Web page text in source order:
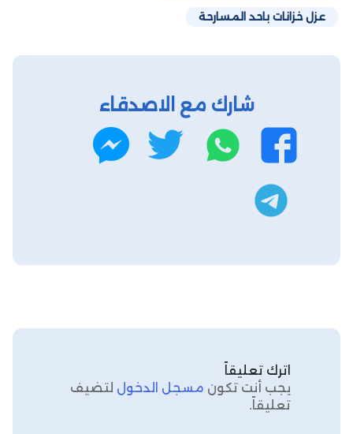
عزل خزانات باحد المسارحة
شارك مع الاصدقاء
فيسبوك واتساب تويتر
اترك تعليقاً
يجب أنت تكون مسجل الدخول لتضيف
تعليقاً.